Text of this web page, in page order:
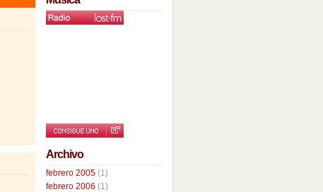
Archivo
febrero 2005 (1)
febrero 2006 (1)